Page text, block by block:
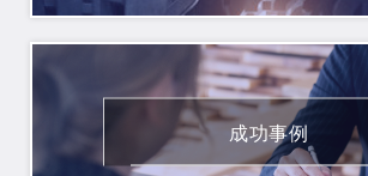
成功事例
READ MORE